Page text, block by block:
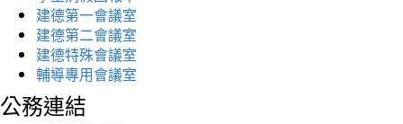
建德第一會議室
建德第二會議室
建德特殊會議室
輔導專用會議室
公務連結